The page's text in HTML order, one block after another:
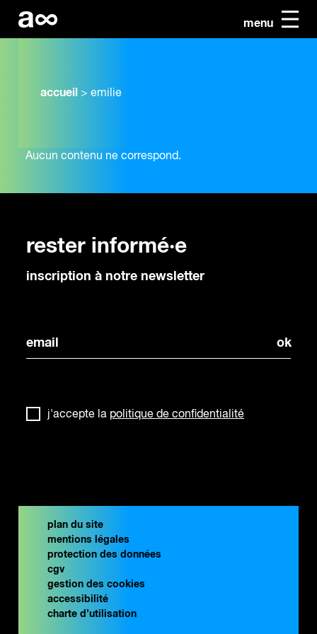
menu
accueil > emilie
Aucun contenu ne correspond.
rester informé·e
inscription à notre newsletter
j'accepte la politique de confidentialité
plan du site
mentions légales
protection des données
cgv
gestion des cookies
accessibilité
charte d’utilisation